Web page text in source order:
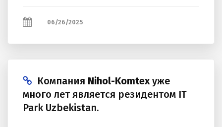
06/26/2025
Компания Nihol-Komtexуже
много лет является резидентом IT
Park Uzbekistan.